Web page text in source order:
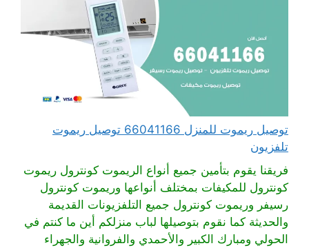
توصيل ريموت للمنزل 66041166 توصيل ريموت
تلفزيون
فريقنا يقوم بتأمين جميع أنواع الريموت كونترول ريموت
كونترول للمكيفات بمختلف أنواعها وريموت كونترول
رسيفر وريموت كونترول جميع التلفزيونات القديمة
والحديثة كما نقوم بتوصيلها لباب منزلكم أين ما كنتم في
الحولي ومبارك الكبير والأحمدي والفروانية والجهراء